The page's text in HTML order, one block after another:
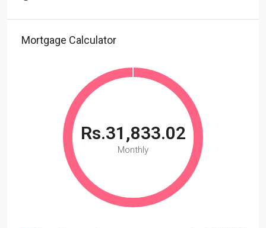
Mortgage Calculator
Rs.31,833.02
Monthly